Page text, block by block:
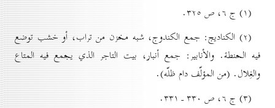
(۱) ج ٦، ص ۳۲٥.
(۲) الكناديج: جمع الكندوج، شبه مخزن من تراب، أو خشب توضع
فيه الحنطة. والأنابير: جمع أنبار، بيت التاجر الذي يجمع فيه المتاع
والغِلال. (من المؤلّف دام ظلّه).
(۳) ج ٦، ص ۳۳٠ ـ ۳۳۱.